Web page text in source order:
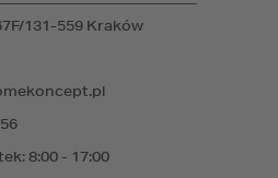
8:00 - 17:00
131-559 Kraków